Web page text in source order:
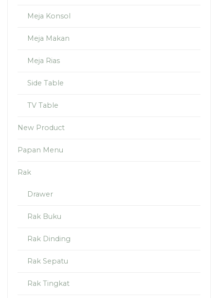
Meja Konsol
Meja Makan
Meja Rias
Side Table
TV Table
New Product
Papan Menu
Rak
Drawer
Rak Buku
Rak Dinding
Rak Sepatu
Rak Tingkat